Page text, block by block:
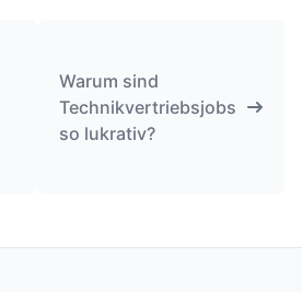
Warum sind
Technikvertriebsjobs
so lukrativ?